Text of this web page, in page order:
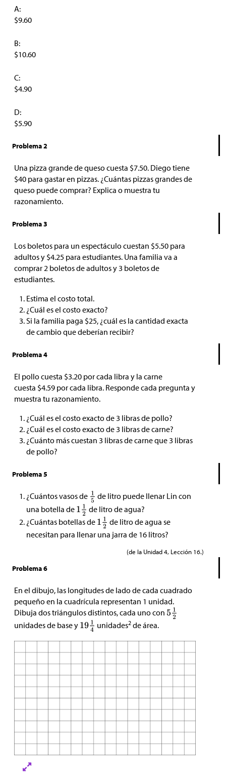
A:
$9.60
B:
$10.60
C:
$4.90
D:
$5.90
Problema 2
Una pizza grande de queso cuesta $7.50. Diego tiene
$40 para gastar en pizzas. ¿Cuántas pizzas grandes de
queso puede comprar? Explica o muestra tu
razonamiento.
Problema 3
Los boletos para un espectáculo cuestan $5.50 para
adultos y $4.25 para estudiantes. Una familia va a
comprar 2 boletos de adultos y 3 boletos de
estudiantes.
Estima el costo total.
¿Cuál es el costo exacto?
Si la familia paga $25, ¿cuál es la cantidad exacta
de cambio que deberían recibir?
Problema 4
El pollo cuesta $3.20 por cada libra y la carne
cuesta $4.59 por cada libra. Responde cada pregunta y
muestra tu razonamiento.
¿Cuál es el costo exacto de 3 libras de pollo?
¿Cuál es el costo exacto de 3 libras de carne?
¿Cuánto más cuestan 3 libras de carne que 3 libras
de pollo?
Problema 5
¿Cuántos vasos de
de litro puede llenar Lin con
una botella de
de litro de agua?
¿Cuántas botellas de
de litro de agua se
necesitan para llenar una jarra de 16 litros?
(de la Unidad 4, Lección 16.)
Problema 6
En el dibujo, las longitudes de lado de cada cuadrado
pequeño en la cuadrícula representan 1 unidad.
Dibuja dos triángulos distintos, cada uno con
unidades de base y
unidades2 de área.